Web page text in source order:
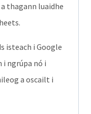
thagann luaidhe
isteach i Google
ngrúpa nó i
a oscailt i